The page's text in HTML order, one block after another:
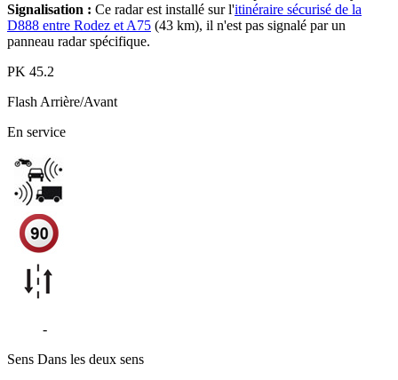
Signalisation : Ce radar est installé sur l'itinéraire sécurisé de la
D888 entre Rodez et A75 (43 km), il n'est pas signalé par un
panneau radar spécifique.
PK 45.2
Flash Arrière/Avant
En service
-
Sens Dans les deux sens